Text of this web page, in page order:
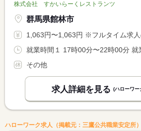
株式会社 すかいらーくレストランツ
群馬県館林市
1,063円〜1,063円 ※フルタイム求人の場合は月額（換算額）、パート求
その他
求人詳細を見る (ハローワー
ハローワーク求人（掲載元：三鷹公共職業安定所）